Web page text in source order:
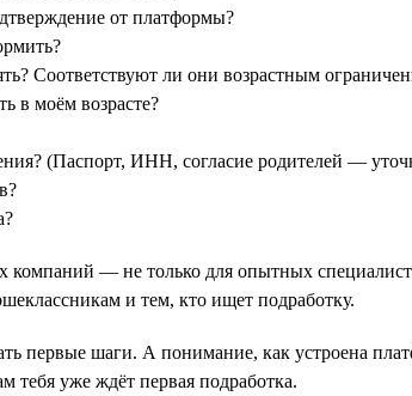
от платформы?
Соответствуют ли они возрастным
в моём возрасте?
(Паспорт, ИНН, согласие родителей —
— не только для опытных
и тем, кто ищет подработку.
первые шаги. А понимание, как устроена
тебя уже ждёт первая подработка.